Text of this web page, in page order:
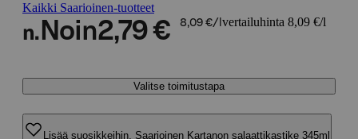
Kaikki Saarioinen-tuotteet
n. Noin2,79 € 8,09 €/l vertailuhinta 8,09 €/l
Valitse toimitustapa
Lisää suosikkeihin, Saarioinen Kartanon salaattikastike 345ml